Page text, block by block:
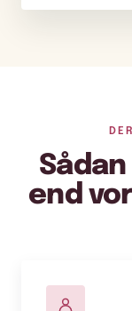
end